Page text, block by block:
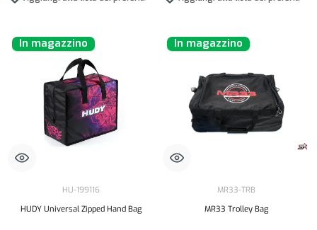
In magazzino
HU-199116
HUDY Universal Zipped Hand Bag
In magazzino
MR33-TRB
MR33 Trolley Bag